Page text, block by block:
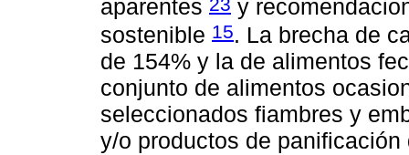
aparentes
y
sostenible 15. La brecha de
de 154% y la de alimentos
conjunto de alimentos
seleccionados fiambres y
y/o productos de